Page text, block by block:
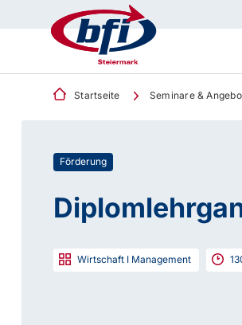
Startseite Seminare &
Förderung
Wirtschaft I Management